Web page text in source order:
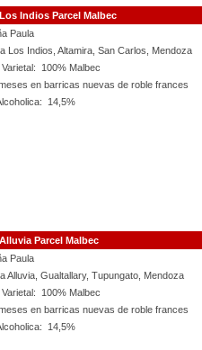
Indios Parcel Malbec
Paula
Los Indios, Altamira, San Carlos, Mendoza
100% Malbec
en barricas nuevas de roble frances
14,5%
Parcel Malbec
Paula
Alluvia, Gualtallary, Tupungato, Mendoza
100% Malbec
en barricas nuevas de roble frances
14,5%